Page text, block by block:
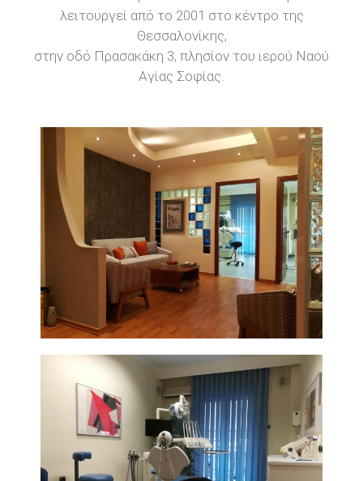
λειτουργεί από το 2001 στο κέντρο της
Θεσσαλονίκης,
στην οδό Πρασακάκη 3, πλησίον του ιερού Ναού
Αγίας Σοφίας.